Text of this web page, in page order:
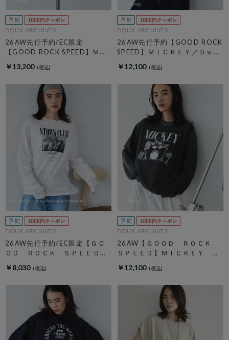
DOUX ARCHIVES
26AW先行予約/EC限定
【GOOD ROCK SPEED】ＭＩ
￥13,200
DOUX ARCHIVES
26AW先行予約【GOOD ROCK
SPEED】ＭＩＣＫＥＹ／Ｓｗｅ
￥12,100
DOUX ARCHIVES
26AW先行予約/EC限定【ＧＯ
ＯＤ ＲＯＣＫ ＳＰＥＥＤ】
ＥＥ
￥8,030
DOUX ARCHIVES
26AW【ＧＯＯＤ ＲＯＣＫ
ＳＰＥＥＤ】ＭＩＣＫＥＹ
￥12,100